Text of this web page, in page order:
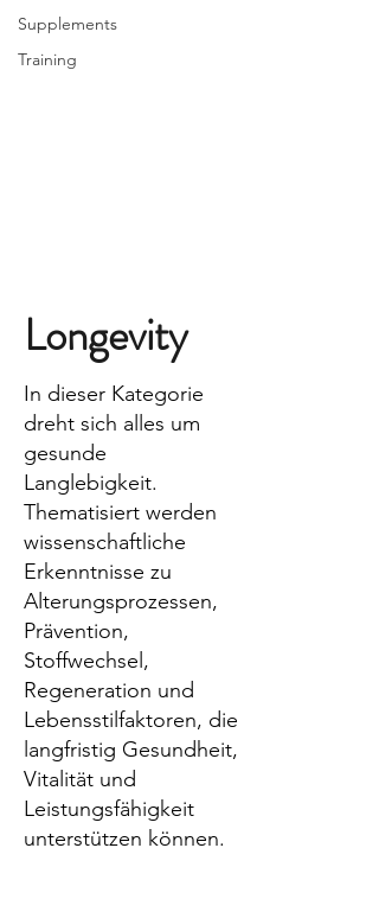
Supplements
Training
Longevity
In dieser Kategorie
dreht sich alles um
gesunde
Langlebigkeit.
Thematisiert werden
wissenschaftliche
Erkenntnisse zu
Alterungsprozessen,
Prävention,
Stoffwechsel,
Regeneration und
Lebensstilfaktoren, die
langfristig Gesundheit,
Vitalität und
Leistungsfähigkeit
unterstützen können.